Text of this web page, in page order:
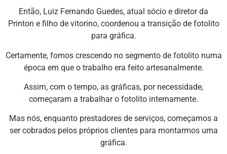
Então, Luiz Fernando Guedes, atual sócio e diretor da
Printon e filho de vitorino, coordenou a transição de fotolito
para gráfica.
Certamente, fomos crescendo no segmento de fotolito numa
época em que o trabalho era feito artesanalmente.
Assim, com o tempo, as gráficas, por necessidade,
começaram a trabalhar o fotolito internamente.
Mas nós, enquanto prestadores de serviços, começamos a
ser cobrados pelos próprios clientes para montarmos uma
gráfica.